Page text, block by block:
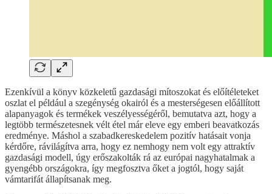
Ezenkívül a könyv közkeletű gazdasági mítoszokat és előítéleteket
oszlat el például a szegénység okairól és a mesterségesen előállított
alapanyagok és termékek veszélyességéről, bemutatva azt, hogy a
legtöbb természetesnek vélt étel már eleve egy emberi beavatkozás
eredménye. Máshol a szabadkereskedelem pozitív hatásait vonja
kérdőre, rávilágítva arra, hogy ez nemhogy nem volt egy attraktív
gazdasági modell, úgy erőszakolták rá az európai nagyhatalmak a
gyengébb országokra, így megfosztva őket a jogtól, hogy saját
vámtarifát állapítsanak meg.